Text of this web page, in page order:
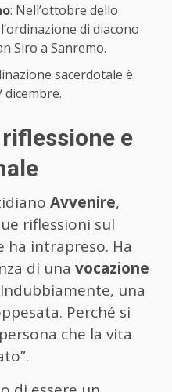
: Nell’ottobre dello
di diacono
Siro a Sanremo.
sacerdotale è
e
Avvenire,
riflessioni sul
ha intrapreso. Ha
di una vocazione
una
Perché si
che la vita